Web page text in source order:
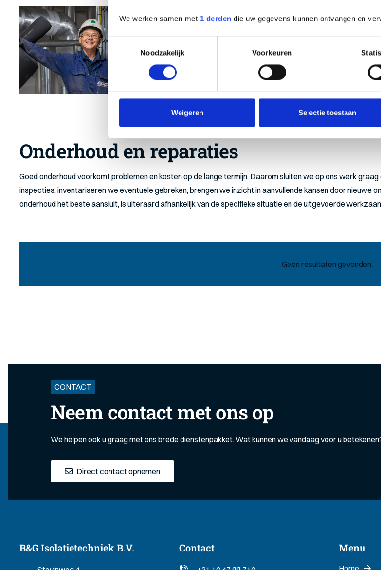
We werken samen met 1 derden die uw gegevens kunnen ontvangen en
Toestemmingsselectie
Noodzakelijk
Voorkeuren
Weigeren Selectie toestaan
Onderhoud en reparaties
Goed onderhoud voorkomt problemen en kosten op de lange termijn. Daarom sluiten we op ons werk
inspecties, inventariseren we eventuele gebreken, brengen we inzicht in aanvullende kansen door nieuwe
onderhoud het beste aansluit, is uiteraard afhankelijk van de specifieke situatie en de uitgevoerde
Geen resultaten gevonden.
CONTACT
Neem contact met ons op
We helpen ook u graag met ons brede dienstenpakket. Wat kunnen we vandaag voor u
Direct contact opnemen
B&G Isolatietechniek B.V. Contact Menu
Home